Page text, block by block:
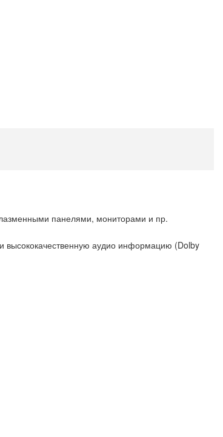
панелями, мониторами и пр.
высококачественную аудио информацию (Dolby